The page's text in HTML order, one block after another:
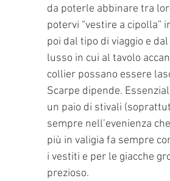
da poterle abbinare tra
potervi “vestire a cipolla”
poi dal tipo di viaggio e
lusso in cui al tavolo
collier possano essere
Scarpe dipende.
un paio di stivali
sempre nell’evenienza
più in valigia fa sempre
i vestiti e per le giacche
prezioso.